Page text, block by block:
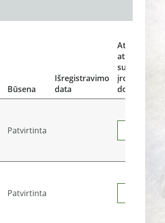
Būsena
Išregistravimo
data
Atliekos ir
atliekų
sutvarkymą
įrodantys
dokumentai
Patvirtinta
Patvirtinta